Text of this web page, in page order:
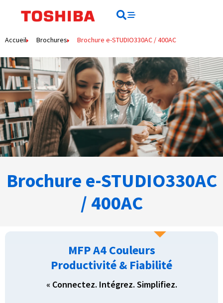
Accueil Brochures Brochure e-STUDIO330AC / 400AC
Brochure e-STUDIO330AC
/ 400AC
MFP A4 Couleurs
Productivité & Fiabilité
« Connectez. Intégrez. Simplifiez.